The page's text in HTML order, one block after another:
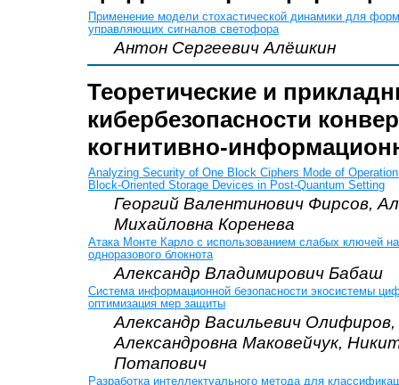
Применение модели стохастической динамики для
управляющих сигналов светофора
Антон Сергеевич Алёшкин
Теоретические и
кибербезопасности
когнитивно-
Analyzing Security of One Block Ciphers Mode of
Block-Oriented Storage Devices in Post-Quantum Setting
Георгий Валентинович Фирсов,
Михайловна Коренева
Атака Монте Карло с использованием слабых ключей
одноразового блокнота
Александр Владимирович Бабаш
Система информационной безопасности экосистемы
оптимизация мер защиты
Александр Васильевич
Александровна Маковейчук,
Потапович
Разработка интеллектуального метода для